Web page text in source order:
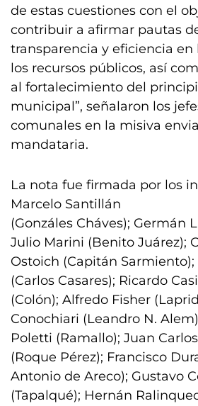
de estas cuestiones con el
contribuir a afirmar pautas
transparencia y eficiencia en
los recursos públicos, así
al fortalecimiento del
municipal”, señalaron los
comunales en la misiva
mandataria.
La nota fue firmada por los
Marcelo Santillán
(Gonzáles Cháves); Germán
Julio Marini (Benito Juárez);
Ostoich (Capitán
(Carlos Casares); Ricardo Casi
(Colón); Alfredo Fisher
Conochiari (Leandro N.
Poletti (Ramallo); Juan
(Roque Pérez); Francisco
Antonio de Areco); Gustavo
(Tapalqué); Hernán